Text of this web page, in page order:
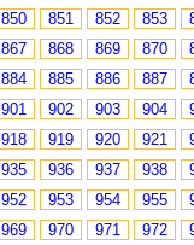
850
851 852 853
867
868 869 870
884
885 886 887
901
902 903 904
918
919 920 921
935
936 937 938
952
953 954 955
969
970 971 972